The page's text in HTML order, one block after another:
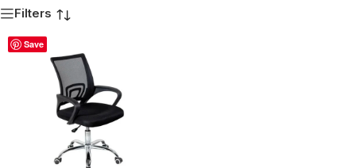
Filters
Save